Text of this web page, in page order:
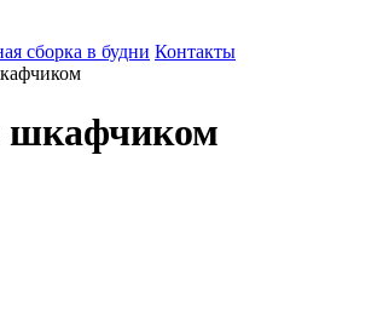
сборка в будни Контакты
шкафчиком